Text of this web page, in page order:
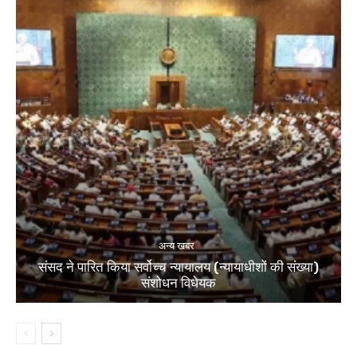
अन्य खबर
संसद ने पारित किया सर्वोच्च न्यायालय (न्यायाधीशों की संख्या)
संशोधन विधेयक